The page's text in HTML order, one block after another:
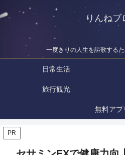
りんねブ
一度きりの人生を謳歌する
日常生活
旅行観光
無料アプ
PR